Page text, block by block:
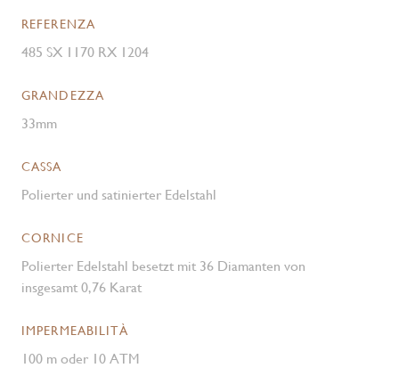
REFERENZA
485 SX 1170 RX 1204
GRANDEZZA
33mm
CASSA
Polierter und satinierter Edelstahl
CORNICE
Polierter Edelstahl besetzt mit 36 Diamanten von
insgesamt 0,76 Karat
IMPERMEABILITÀ
100 m oder 10 ATM